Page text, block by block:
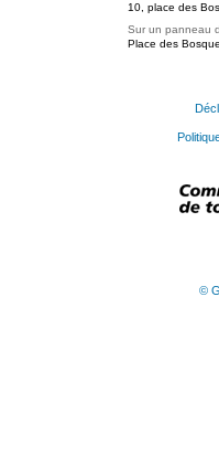
10, place des
Sur un panneau
Place des
©